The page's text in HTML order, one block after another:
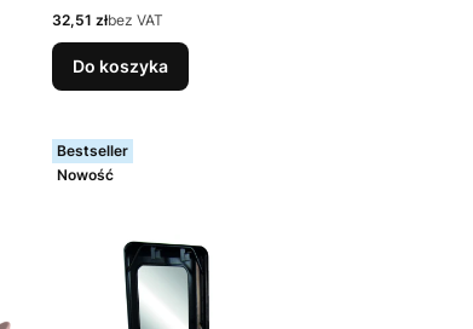
Cena
32,51 złbez VAT
Do koszyka
Bestseller
Nowość